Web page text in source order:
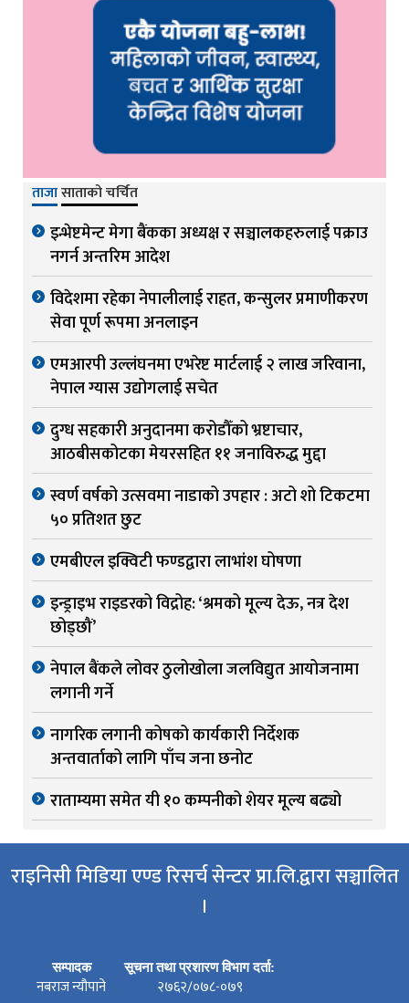
ताजासाताको चर्चित
इन्भेष्टमेन्ट मेगा बैंकका अध्यक्ष र सञ्चालकहरुलाई पक्राउ
नगर्न अन्तरिम आदेश
विदेशमा रहेका नेपालीलाई राहत, कन्सुलर प्रमाणीकरण
सेवा पूर्ण रूपमा अनलाइन
एमआरपी उल्लंघनमा एभरेष्ट मार्टलाई २ लाख जरिवाना,
नेपाल ग्यास उद्योगलाई सचेत
दुग्ध सहकारी अनुदानमा करोडौँको भ्रष्टाचार,
आठबीसकोटका मेयरसहित ११ जनाविरुद्ध मुद्दा
स्वर्ण वर्षको उत्सवमा नाडाको उपहार : अटो शो टिकटमा
५० प्रतिशत छुट
एमबीएल इक्विटी फण्डद्वारा लाभांश घोषणा
इन्ड्राइभ राइडरको विद्रोह: ‘श्रमको मूल्य देऊ, नत्र देश
छोड्छौं’
नेपाल बैंकले लोवर ठुलोखोला जलविद्युत आयोजनामा
लगानी गर्ने
नागरिक लगानी कोषको कार्यकारी निर्देशक
अन्तवार्ताको लागि पाँच जना छनोट
राताम्यमा समेत यी १० कम्पनीको शेयर मूल्य बढ्यो
राइनिसी मिडिया एण्ड रिसर्च सेन्टर प्रा.लि.द्वारा सञ्चालित
।
सम्पादक
नबराज न्यौपाने
सूचना तथा प्रशारण विभाग दर्ता:
२७६२/०७८-०७९